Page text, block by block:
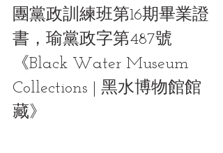
團黨政訓練班第16期畢業證
書，瑜黨政字第487號
《Black Water Museum
Collections | 黑水博物館館
藏》